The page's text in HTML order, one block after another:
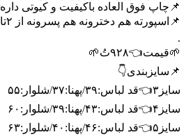
📌چاپ فوق العاده باکیفیت و کیوتی داره🥹
📌اسپورته هم دخترونه هم پسرونه از ۲تا حدودا ۷-۸ سال☝️
.
🌱قیمت👈۹۲۸تُ🌱
📌سایزبندی👇
سایز۳👈قد لباس:۳۹/پهنا:۳۷/شلوار:۵۵
سایز۴👈قد لباس:۴۳/پهنا:۳۹/شلوار:۶۰
سایز۵👈قد لباس:۴۶/پهنا:۴۰/شلوار:۶۳